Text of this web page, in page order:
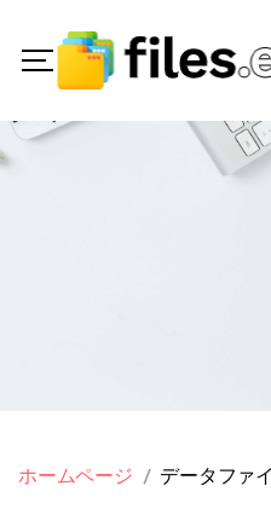
ホームページ データファ